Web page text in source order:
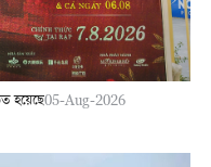
হয়েছে05-Aug-2026